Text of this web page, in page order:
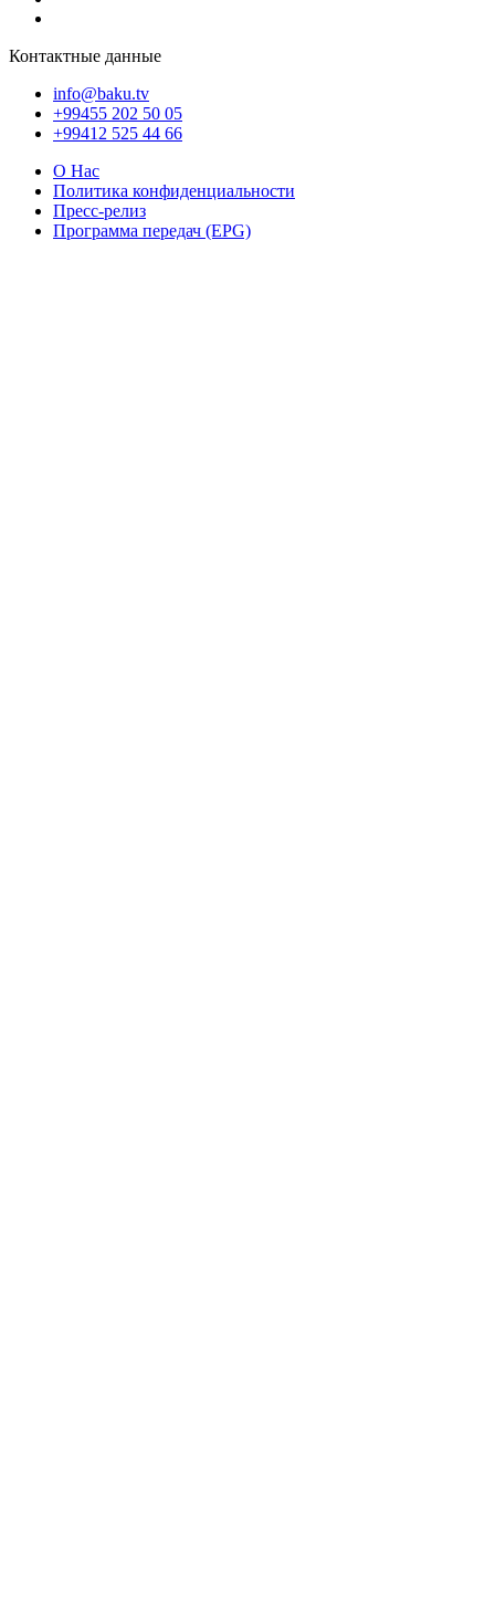
Контактные данные
info@baku.tv
+99455 202 50 05
+99412 525 44 66
О Нас
Политика конфиденциальности
Пресс-релиз
Программа передач (EPG)